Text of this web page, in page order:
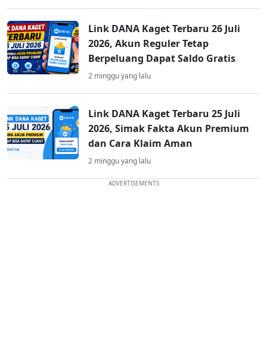
Link DANA Kaget Terbaru 26 Juli
2026, Akun Reguler Tetap
Berpeluang Dapat Saldo Gratis
2 minggu yang lalu
Link DANA Kaget Terbaru 25 Juli
2026, Simak Fakta Akun Premium
dan Cara Klaim Aman
2 minggu yang lalu
ADVERTISEMENTS